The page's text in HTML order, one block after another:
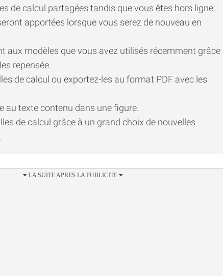
de calcul partagées tandis que vous êtes hors ligne.
apportées lorsque vous serez de nouveau en
aux modèles que vous avez utilisés récemment grâce
repensée.
de calcul ou exportez-les au format PDF avec les
au texte contenu dans une figure.
de calcul grâce à un grand choix de nouvelles